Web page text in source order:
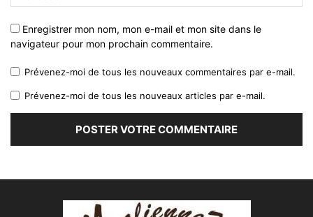
Enregistrer mon nom, mon e-mail et mon site dans le
navigateur pour mon prochain commentaire.
Prévenez-moi de tous les nouveaux commentaires par e-mail.
Prévenez-moi de tous les nouveaux articles par e-mail.